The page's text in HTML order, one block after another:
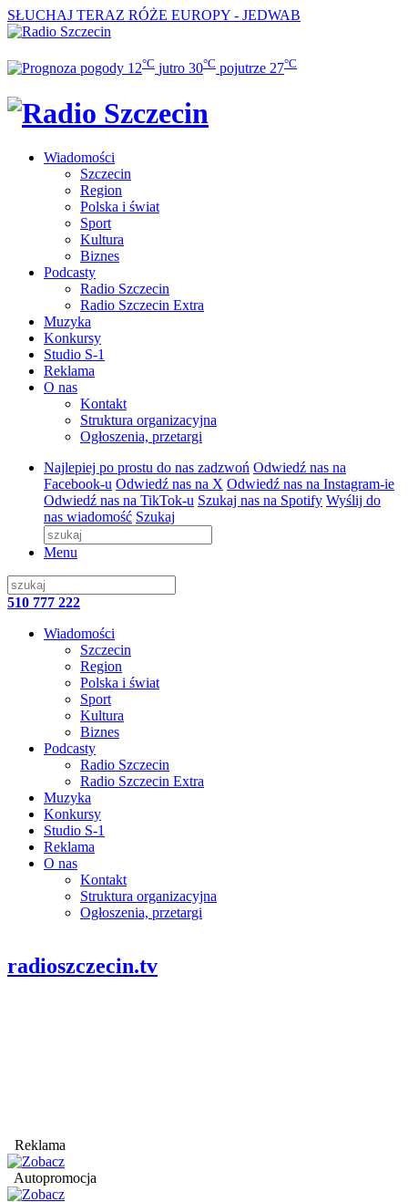
SŁUCHAJ TERAZ RÓŻE EUROPY - JEDWAB
12°C jutro 30°C pojutrze 27°C
Wiadomości
Szczecin
Region
Polska i świat
Sport
Kultura
Biznes
Podcasty
Radio Szczecin
Radio Szczecin Extra
Muzyka
Konkursy
Studio S-1
Reklama
O nas
Kontakt
Struktura organizacyjna
Ogłoszenia, przetargi
Najlepiej po prostu do nas zadzwoń Odwiedź nas na
Facebook-u Odwiedź nas na X Odwiedź nas na Instagram-ie
Odwiedź nas na TikTok-u Szukaj nas na Spotify Wyślij do
nas wiadomość Szukaj
Menu
510 777 222
Wiadomości
Szczecin
Region
Polska i świat
Sport
Kultura
Biznes
Podcasty
Radio Szczecin
Radio Szczecin Extra
Muzyka
Konkursy
Studio S-1
Reklama
O nas
Kontakt
Struktura organizacyjna
Ogłoszenia, przetargi
radioszczecin.tv
Reklama
Autopromocja